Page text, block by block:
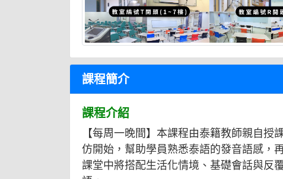
課程簡介
課程介紹
【每周一晚間】本課程由泰籍教師親自
仿開始，幫助學員熟悉泰語的發音語感，
課堂中將搭配生活化情境、基礎會話與反